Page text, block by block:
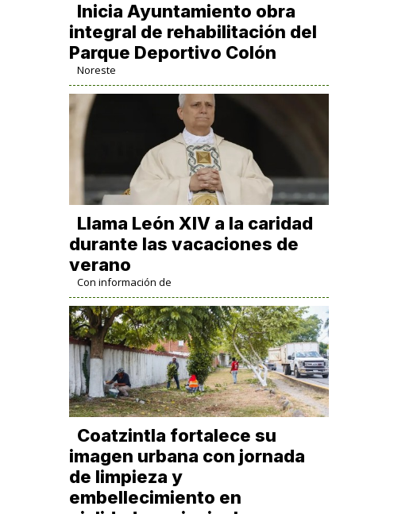
Inicia Ayuntamiento obra
integral de rehabilitación del
Parque Deportivo Colón
Noreste
Llama León XIV a la caridad
durante las vacaciones de
verano
Con información de
Coatzintla fortalece su
imagen urbana con jornada
de limpieza y
embellecimiento en